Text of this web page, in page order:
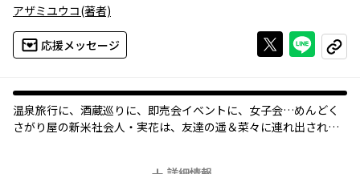
アザミユウコ(著者)
応援メッセージ Xで投稿する
ライン
コピー
温泉旅行に、酒蔵巡りに、即売会イベントに、女子会…めんどく
さがり屋の新米社会人・実花は、友達の遥＆菜々に連れ出されて―